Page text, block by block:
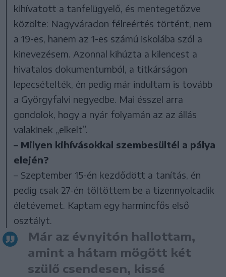
kihívatott a tanfelügyelő, és mentegetőzve
közölte: Nagyváradon félreértés történt, nem
a 19-es, hanem az 1-es számú iskolába szól a
kinevezésem. Azonnal kihúzta a kilencest a
hivatalos dokumentumból, a titkárságon
lepecsételték, én pedig már indultam is tovább
a Györgyfalvi negyedbe. Mai ésszel arra
gondolok, hogy a nyár folyamán az az állás
valakinek „elkelt”.
– Milyen kihívásokkal szembesültél a pálya
elején?
– Szeptember 15-én kezdődött a tanítás, én
pedig csak 27-én töltöttem be a tizennyolcadik
életévemet. Kaptam egy harmincfős első
osztályt.
Már az évnyitón hallottam,
amint a hátam mögött két
szülő csendesen, kissé